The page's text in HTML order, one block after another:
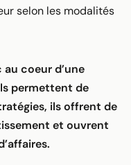
selon les modalités
coeur d’une
permettent de
ils offrent de
et ouvrent